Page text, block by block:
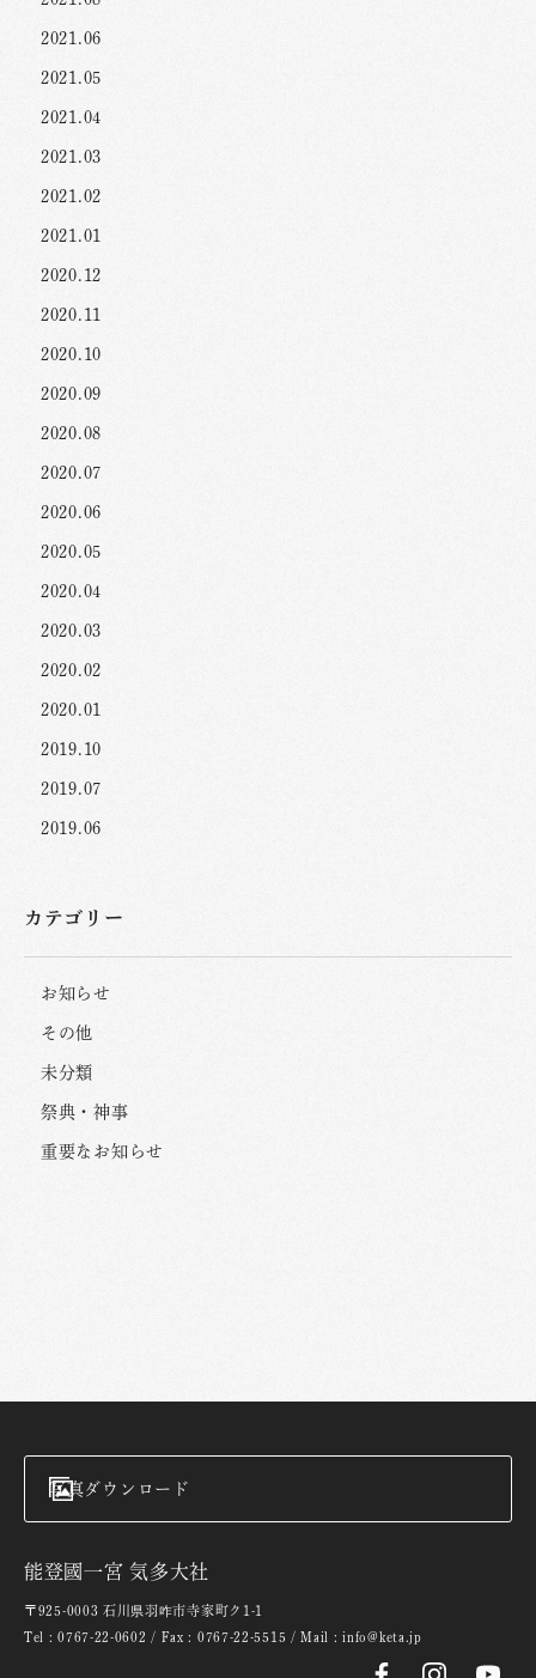
2021.06
2021.05
2021.04
2021.03
2021.02
2021.01
2020.12
2020.11
2020.10
2020.09
2020.08
2020.07
2020.06
2020.05
2020.04
2020.03
2020.02
2020.01
2019.10
2019.07
2019.06
カテゴリー
お知らせ
その他
未分類
祭典・神事
重要なお知らせ
写真ダウンロード
能登國一宮 気多大社
〒925-0003 石川県羽咋市寺家町ク1-1
Tel : 0767-22-0602 / Fax : 0767-22-5515 / Mail : info@keta.jp